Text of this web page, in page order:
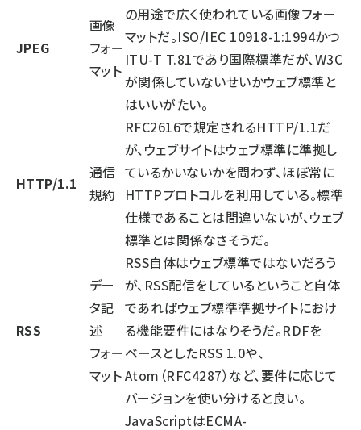
JPEG
画像
フォー
マット
の用途で広く使われている画像フォー
マットだ。ISO/IEC 10918-1:1994かつ
ITU-T T.81であり国際標準だが、W3C
が関係していないせいかウェブ標準と
はいいがたい。
HTTP/1.1
通信
規約
RFC2616で規定されるHTTP/1.1だ
が、ウェブサイトはウェブ標準に準拠し
ているかいないかを問わず、ほぼ常に
HTTPプロトコルを利用している。標準
仕様であることは間違いないが、ウェブ
標準とは関係なさそうだ。
RSS
デー
タ記
述
フォー
マット
RSS自体はウェブ標準ではないだろう
が、RSS配信をしているということ自体
であればウェブ標準準拠サイトにおけ
る機能要件にはなりそうだ。RDFを
ベースとしたRSS 1.0や、
Atom（RFC4287）など、要件に応じて
バージョンを使い分けると良い。
JavaScriptはECMA-